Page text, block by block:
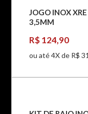
JOGO INOX
3,5MM
R$ 124,90
ou até 4X de R$